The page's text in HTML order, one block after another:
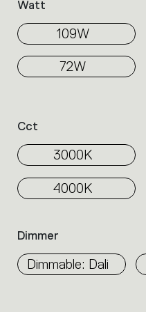
Watt
109W
72W
Cct
3000K
4000K
Dimmer
Dimmable: Dali